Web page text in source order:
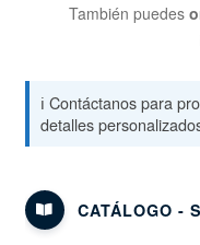
También puedes
ℹ️ Contáctanos para
detalles
CATÁLOGO -